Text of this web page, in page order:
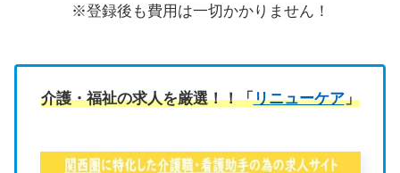
※登録後も費用は一切かかりません！
介護・福祉の求人を厳選！！「リニューケア」